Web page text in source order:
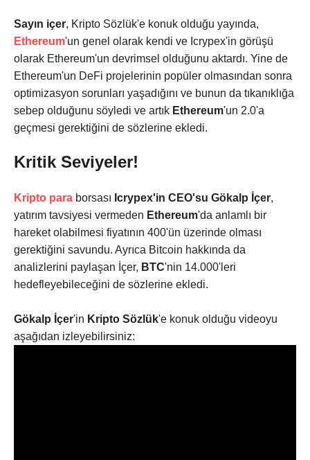
Sayın içer, Kripto Sözlük'e konuk olduğu yayında,
Ethereum'un genel olarak kendi ve Icrypex'in görüşü
olarak Ethereum'un devrimsel olduğunu aktardı. Yine de
Ethereum'un DeFi projelerinin popüler olmasından sonra
optimizasyon sorunları yaşadığını ve bunun da tıkanıklığa
sebep olduğunu söyledi ve artık Ethereum'un 2.0'a
geçmesi gerektiğini de sözlerine ekledi.
Kritik Seviyeler!
Kripto para borsası Icrypex'in CEO'su Gökalp İçer,
yatırım tavsiyesi vermeden Ethereum'da anlamlı bir
hareket olabilmesi fiyatının 400'ün üzerinde olması
gerektiğini savundu. Ayrıca Bitcoin hakkında da
analizlerini paylaşan İçer, BTC'nin 14.000'leri
hedefleyebileceğini de sözlerine ekledi.
Gökalp İçer'in Kripto Sözlük'e konuk olduğu videoyu
aşağıdan izleyebilirsiniz: